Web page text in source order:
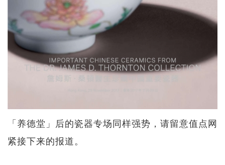
「养德堂」后的瓷器专场同样强势，请留意值点网
紧接下来的报道。